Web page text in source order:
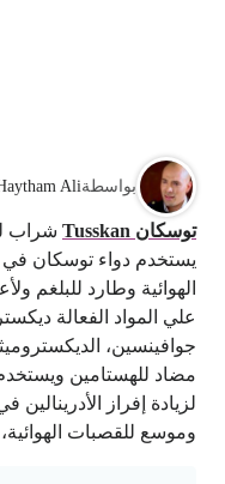
بواسطةAli
توسكان Tusskan
شراب
يستخدم دواء توسكان
الهوائية وطارد للبلغم
علي المواد الفعالة
جوافينسين،
مضاد للهستامين
لزيادة إفراز
وموسع للقصبات